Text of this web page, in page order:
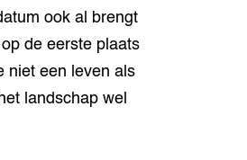
ook al brengt
de eerste plaats
niet een leven als
landschap wel